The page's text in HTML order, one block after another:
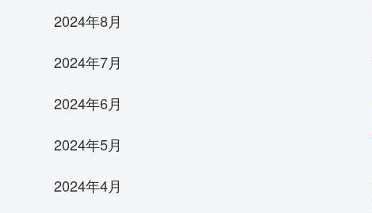
2024年8月
2024年7月
2024年6月
2024年5月
2024年4月